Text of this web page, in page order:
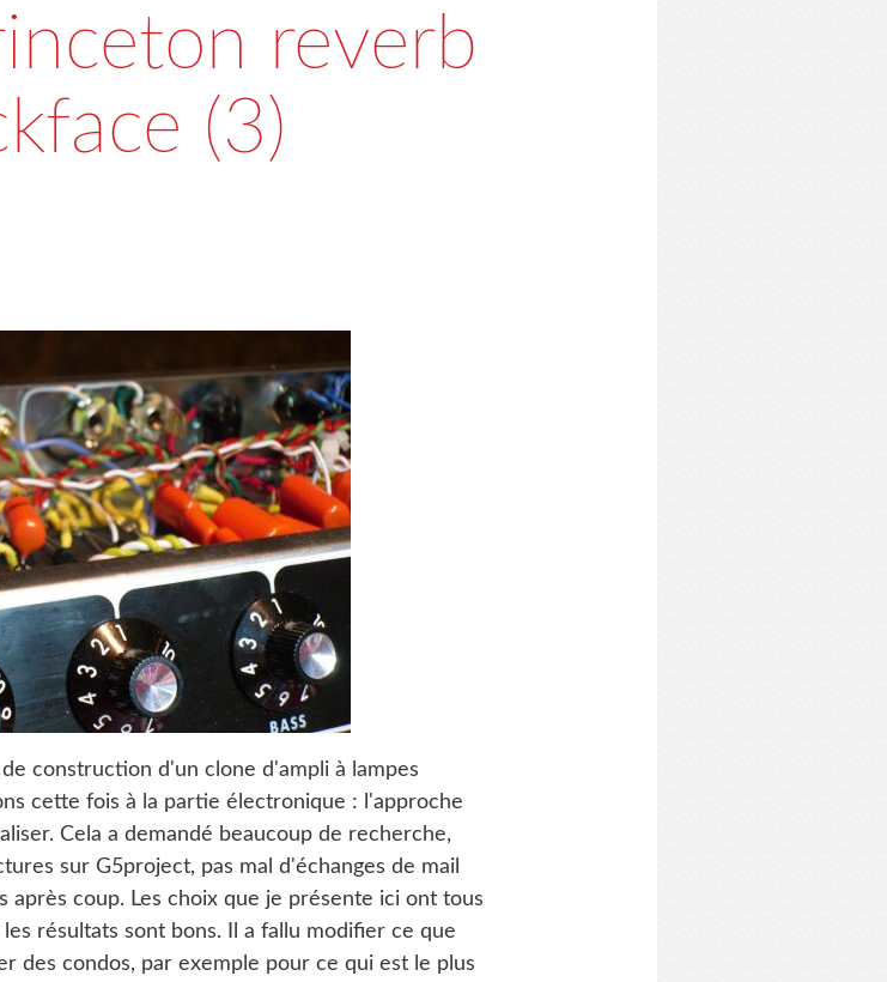
reverb
(3)
construction d'un clone d'ampli à lampes
cette fois à la partie électronique : l'approche
Cela a demandé beaucoup de recherche,
sur G5project, pas mal d'échanges de mail
après coup. Les choix que je présente ici ont tous
résultats sont bons. Il a fallu modifier ce que
des condos, par exemple pour ce qui est le plus